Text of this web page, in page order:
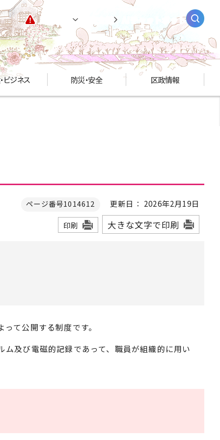
緊急情報 AIチャットボット
ビジネス 防災・安全 区政情報
ページ番号1014612 更新日： 2026年2月19日
印刷 大きな文字で印刷
て公開する制度です。
及び電磁的記録であって、職員が組織的に用い